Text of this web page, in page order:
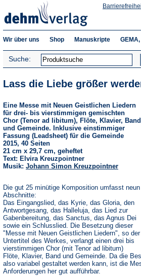
Wir über uns Shop Manuskripte
Suche:
Lass die Liebe größer
Eine Messe mit Neuen Geistlichen Liedern
für drei- bis vierstimmigen gemischten
Chor (Tenor ad libitum), Flöte, Klavier, Band
und Gemeinde. Inklusive einstimmiger
Fassung (Leadsheet) für die Gemeinde
2015, 40 Seiten
21 cm x 29,7 cm, geheftet
Text: Elvira Kreuzpointner
Musik: Johann Simon Kreuzpointner
Die gut 25 minütige Komposition umfasst neun
Abschnitte:
Das Eingangslied, das Kyrie, das Gloria, den
Antwortgesang, das Halleluja, das Lied zur
Gabenbereitung, das Sanctus, das Agnus Dei
sowie ein Schlusslied. Die Besetzung dieser
"Messe mit Neuen Geistlichen Liedern", so der
Untertitel des Werkes, verlangt einen drei bis
vierstimmigen Chor (mit Tenor ad libitum)
Flöte, Klavier, Band und Gemeinde. Da die
also variabel gestaltet werden kann, ist die
Anforderungen her gut aufführbar.